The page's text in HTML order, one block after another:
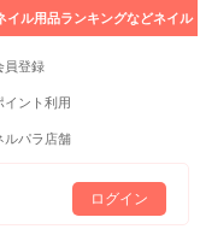
イル用品ランキングなどネイル
員登録
イント利用
ルパラ店舗
ログイン